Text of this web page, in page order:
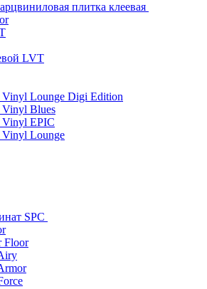
плитка клеевая
LVT
Vinyl Lounge Digi Edition
Vinyl Blues
Vinyl EPIC
Vinyl Lounge
SPC
Floor